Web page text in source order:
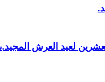
لعيد العرش